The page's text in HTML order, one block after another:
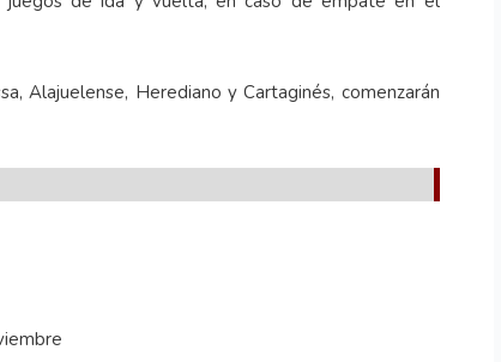
Alajuelense, Herediano y Cartaginés, comenzarán